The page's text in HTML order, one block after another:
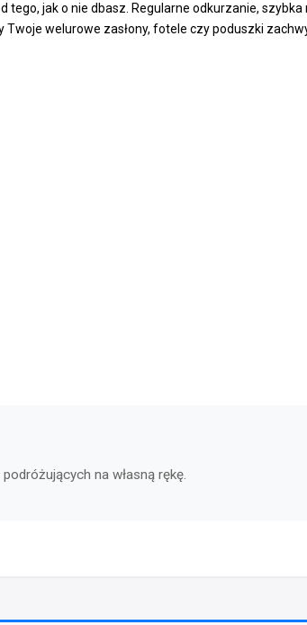
tego, jak o nie dbasz. Regularne odkurzanie, szybka
welurowe zasłony, fotele czy poduszki
na własną rękę.